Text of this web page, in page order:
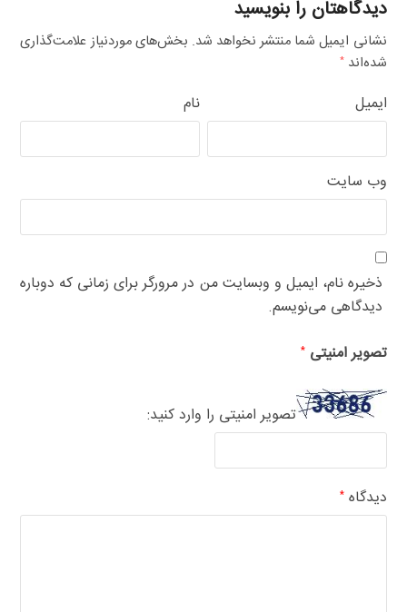
دیدگاهتان را بنویسید
نشانی ایمیل شما منتشر نخواهد شد. بخش‌های موردنیاز علامت‌گذاری
شده‌اند*
نام ایمیل
وب‌ سایت
ذخیره نام، ایمیل و وبسایت من در مرورگر برای زمانی که دوباره
دیدگاهی می‌نویسم.
تصویر امنیتی*
تصویر امنیتی را وارد کنید:
دیدگاه*